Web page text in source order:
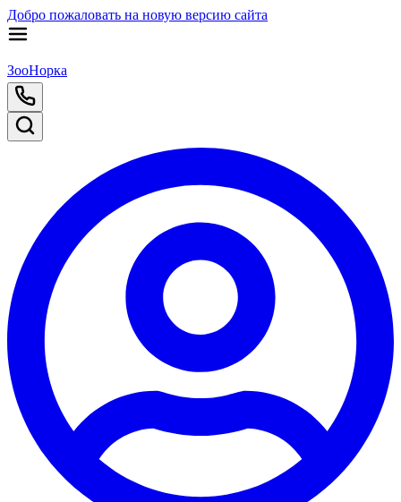
Добро пожаловать на новую версию сайта
ЗооНорка